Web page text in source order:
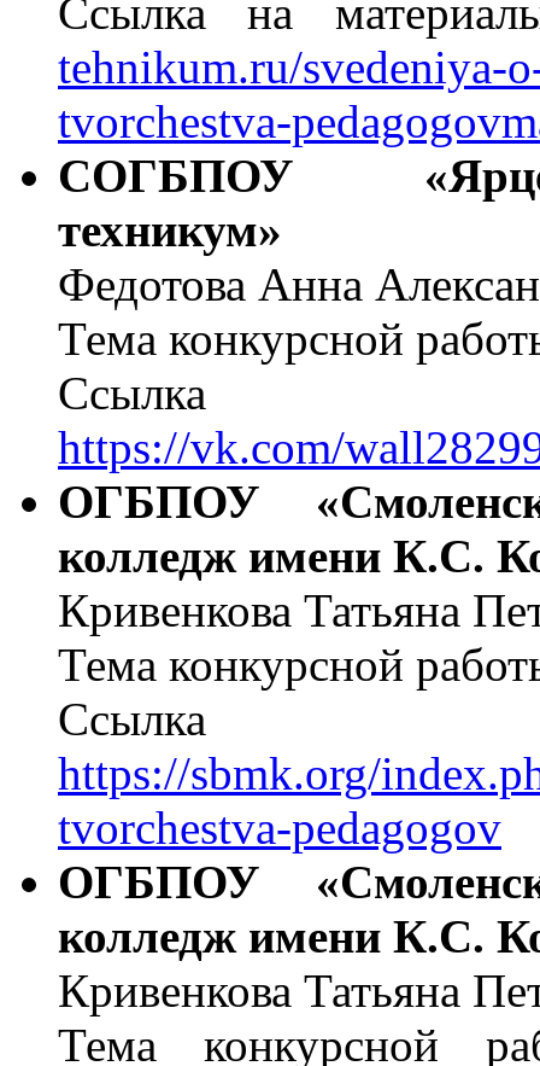
Ссылка на
tehnikum.ru/svedeniya-
tvorchestva-
СОГБПОУ
техникум»
Федотова Анна
Тема конкурсной
Ссылка
https://vk.com/
ОГБПОУ
колледж имени К.С.
Кривенкова Татьяна
Тема конкурсной
Ссылка
https://sbmk.org/
tvorchestva-pedagogov
ОГБПОУ
колледж имени К.С.
Кривенкова Татьяна
Тема конкурсной